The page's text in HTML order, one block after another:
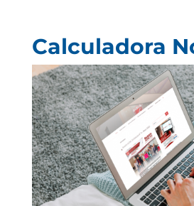
Calculadora